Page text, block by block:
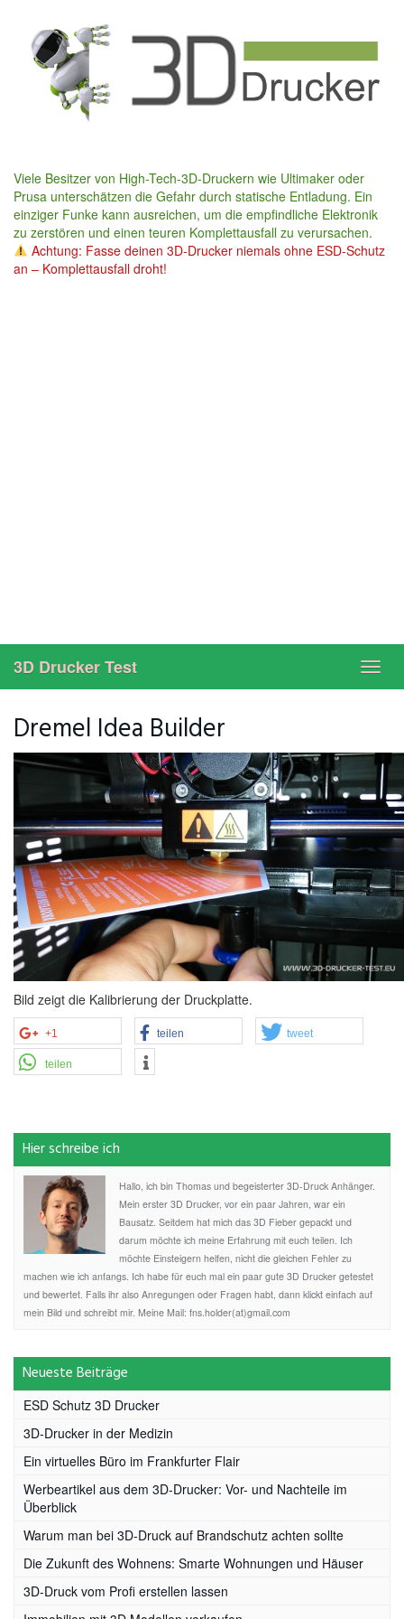
content
Viele Besitzer von High-Tech-3D-Druckern wie Ultimaker oder
Prusa unterschätzen die Gefahr durch statische Entladung. Ein
einziger Funke kann ausreichen, um die empfindliche Elektronik
zu zerstören und einen teuren Komplettausfall zu verursachen.
Achtung: Fasse deinen 3D-Drucker niemals ohne ESD-Schutz
an – Komplettausfall droht!
3D Drucker Test
Dremel Idea Builder
Bild zeigt die Kalibrierung der Druckplatte.
+1 teilen tweet
teilen
Hier schreibe ich
Hallo, ich bin Thomas und begeisterter 3D-Druck Anhänger.
Mein erster 3D Drucker, vor ein paar Jahren, war ein
Bausatz. Seitdem hat mich das 3D Fieber gepackt und
darum möchte ich meine Erfahrung mit euch teilen. Ich
möchte Einsteigern helfen, nicht die gleichen Fehler zu
machen wie ich anfangs. Ich habe für euch mal ein paar gute 3D Drucker getestet
und bewertet. Falls ihr also Anregungen oder Fragen habt, dann klickt einfach auf
mein Bild und schreibt mir. Meine Mail: fns.holder(at)gmail.com
Neueste Beiträge
ESD Schutz 3D Drucker
3D-Drucker in der Medizin
Ein virtuelles Büro im Frankfurter Flair
Werbeartikel aus dem 3D-Drucker: Vor- und Nachteile im
Überblick
Warum man bei 3D-Druck auf Brandschutz achten sollte
Die Zukunft des Wohnens: Smarte Wohnungen und Häuser
3D-Druck vom Profi erstellen lassen